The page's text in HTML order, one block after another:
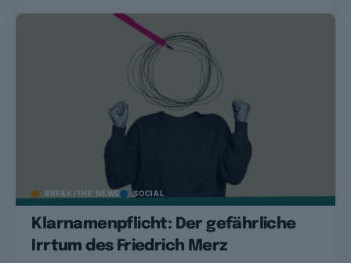
BREAK/THE NEWS SOCIAL
Klarnamenpflicht: Der gefährliche
Irrtum des Friedrich Merz